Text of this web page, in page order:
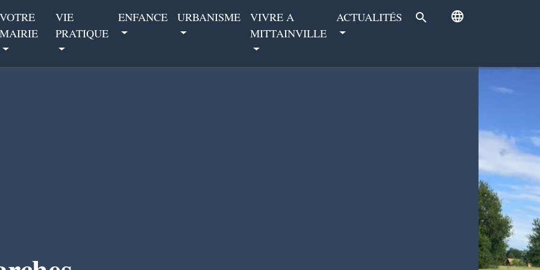
VOTRE
MAIRIE
VIE
PRATIQUE
ENFANCE URBANISME
VIVRE A
MITTAINVILLE
ACTUALITÉS search language